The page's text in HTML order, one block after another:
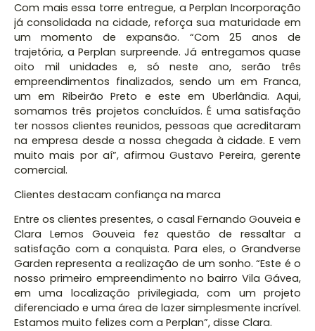
Com mais essa torre entregue, a Perplan Incorporação
já consolidada na cidade, reforça sua maturidade em
um momento de expansão. “Com 25 anos de
trajetória, a Perplan surpreende. Já entregamos quase
oito mil unidades e, só neste ano, serão três
empreendimentos finalizados, sendo um em Franca,
um em Ribeirão Preto e este em Uberlândia. Aqui,
somamos três projetos concluídos. É uma satisfação
ter nossos clientes reunidos, pessoas que acreditaram
na empresa desde a nossa chegada à cidade. E vem
muito mais por aí”, afirmou Gustavo Pereira, gerente
comercial.
Clientes destacam confiança na marca
Entre os clientes presentes, o casal Fernando Gouveia e
Clara Lemos Gouveia fez questão de ressaltar a
satisfação com a conquista. Para eles, o Grandverse
Garden representa a realização de um sonho. “Este é o
nosso primeiro empreendimento no bairro Vila Gávea,
em uma localização privilegiada, com um projeto
diferenciado e uma área de lazer simplesmente incrível.
Estamos muito felizes com a Perplan”, disse Clara.